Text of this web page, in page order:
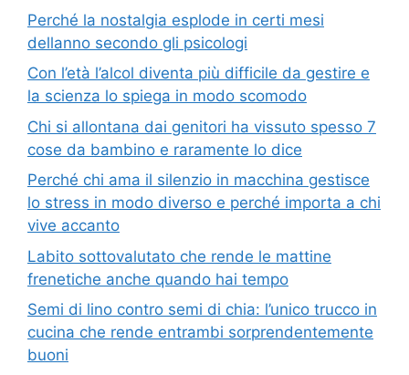
Perché la nostalgia esplode in certi mesi
dellanno secondo gli psicologi
Con l’età l’alcol diventa più difficile da gestire e
la scienza lo spiega in modo scomodo
Chi si allontana dai genitori ha vissuto spesso 7
cose da bambino e raramente lo dice
Perché chi ama il silenzio in macchina gestisce
lo stress in modo diverso e perché importa a chi
vive accanto
Labito sottovalutato che rende le mattine
frenetiche anche quando hai tempo
Semi di lino contro semi di chia: l’unico trucco in
cucina che rende entrambi sorprendentemente
buoni